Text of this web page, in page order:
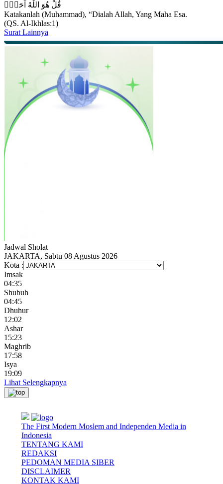
قُلْ هُوَ اللّٰهُ اَحَدٌۚ
Katakanlah (Muhammad), “Dialah Allah, Yang Maha Esa.
(QS. Al-Ikhlas:1)
Surat Lainnya
Jadwal Sholat
JAKARTA, Sabtu 08 Agustus 2026
Kota :
Imsak
04:35
Shubuh
04:45
Dhuhur
12:02
Ashar
15:23
Maghrib
17:58
Isya
19:09
Lihat Selengkapnya
The First Modern Moslem and Independen Media in
Indonesia
TENTANG KAMI
REDAKSI
PEDOMAN MEDIA SIBER
DISCLAIMER
KONTAK KAMI